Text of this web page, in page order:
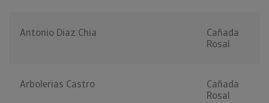
Antonio Diaz Chia
Cañada
Rosal
Arbolerias Castro
Cañada
Rosal